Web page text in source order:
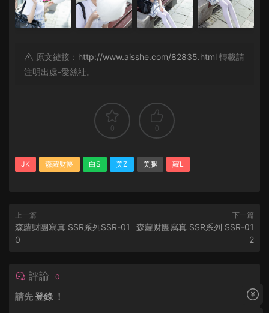
原文鏈接： http://www.aisshe.com/82835.html 轉載請
注明出處-愛絲社。
0 0
JK 森蘿财團 白S 美Z 美腿 蘿L
上一篇
森蘿财團寫真 SSR系列SSR-01
0
下一篇
森蘿财團寫真 SSR系列 SSR-01
2
評論 0
請先登錄 ！